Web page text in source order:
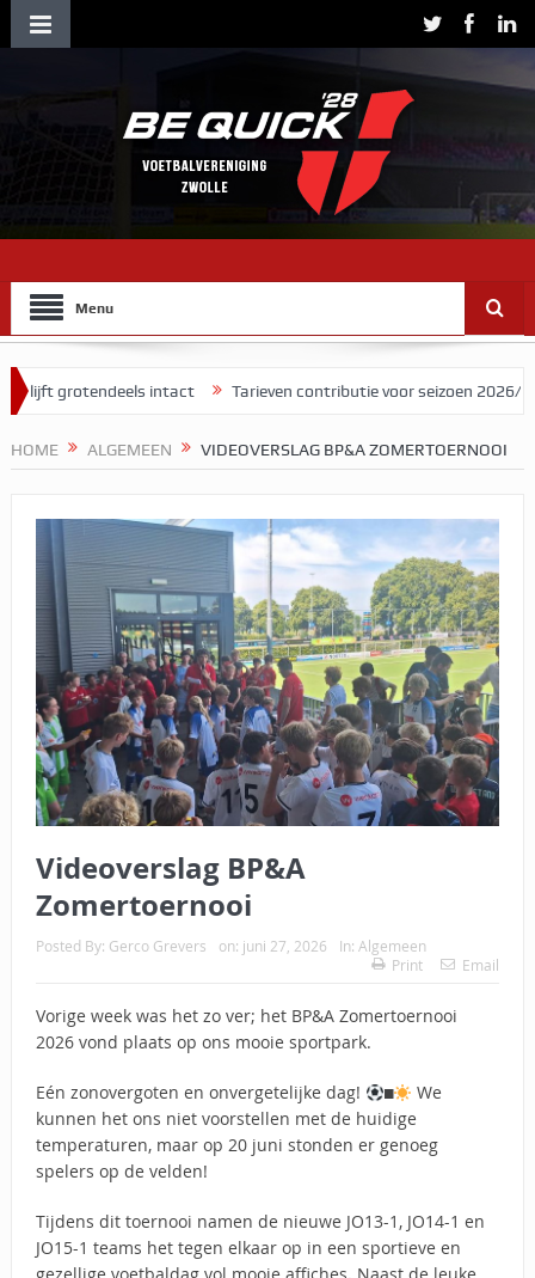
Menu
intact Tarieven contributie voor seizoen 2026/2027
HOME ALGEMEEN VIDEOVERSLAG BP&A ZOMERTOERNOOI
Videoverslag BP&A
Zomertoernooi
Posted By: Gerco Grevers on: juni 27, 2026 In: Algemeen
Print
Email
Vorige week was het zo ver; het BP&A Zomertoernooi
2026 vond plaats op ons mooie sportpark.
Eén zonovergoten en onvergetelijke dag! ️
We
kunnen het ons niet voorstellen met de huidige
temperaturen, maar op 20 juni stonden er genoeg
spelers op de velden!
Tijdens dit toernooi namen de nieuwe JO13-1, JO14-1 en
JO15-1 teams het tegen elkaar op in een sportieve en